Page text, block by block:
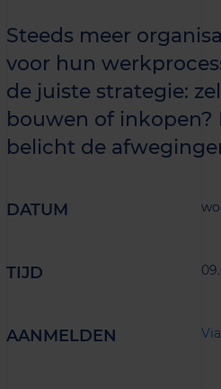
Steeds meer
voor hun
de juiste strategie:
bouwen of inkopen?
belicht de
DATUM
TIJD
AANMELDEN